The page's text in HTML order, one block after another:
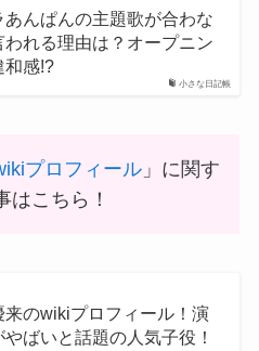
小さな日記帳
あんぱんの主題歌が合わな
われる理由は？オープニン
和感!?
プロフィール 」に関す
はこちら！
来のwikiプロフィール！演
ばいと話題の人気子役！